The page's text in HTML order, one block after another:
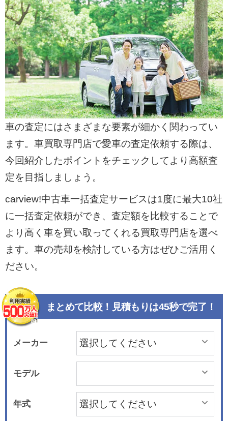
車の査定にはさまざまな要素が細かく関わってい
ます。車買取専門店で愛車の査定依頼する際は、
今回紹介したポイントをチェックしてより高額査
定を目指しましょう。
carview!中古車一括査定サービスは1度に最大10社
に一括査定依頼ができ、査定額を比較することで
より高く車を買い取ってくれる買取専門店を選べ
ます。車の売却を検討している方はぜひご活用く
ださい。
まとめて比較！見積もりは45秒で完了！
メーカー
モデル
年式